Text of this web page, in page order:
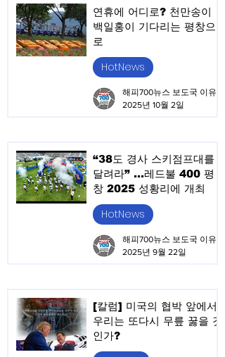
연휴에 어디로? 천만송이
백일홍이 기다리는 평창으
로
HotNews
2025년 10월 2일
“38도 경사 스키점프대를
달려라” ...레드불 400 평
창 2025 성황리에 개최
HotNews
2025년 9월 22일
[칼럼] 미국의 협박 앞에서,
우리는 또다시 무릎 꿇을 것
인가?